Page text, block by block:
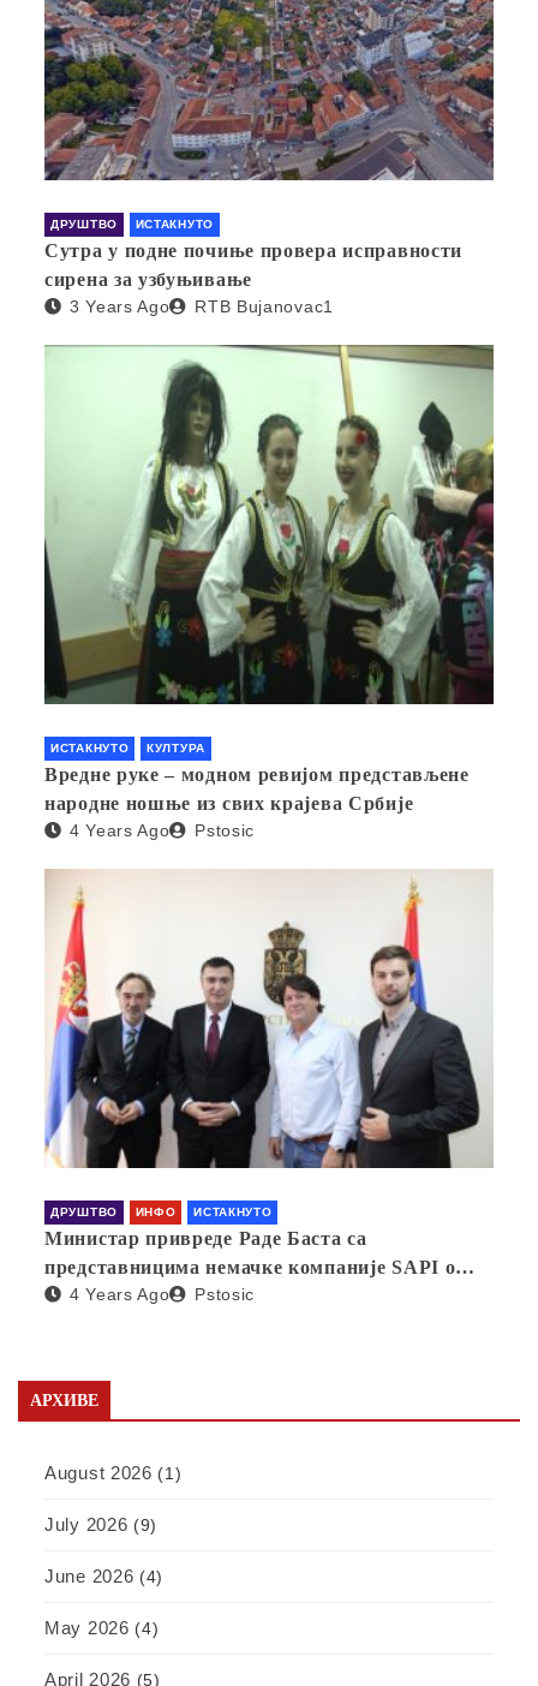
ДРУШТВО ИСТАКНУТО
Сутра у подне почиње провера исправности
сирена за узбуњивање
3 Years Ago RTB Bujanovac1
ИСТАКНУТО КУЛТУРА
Вредне руке – модном ревијом представљене
народне ношње из свих крајева Србије
4 Years Ago Pstosic
ДРУШТВО ИНФО ИСТАКНУТО
Министар привреде Раде Баста са
представницима немачке компаније SAPI о
отварању фабрике у Србији
4 Years Ago Pstosic
АРХИВЕ
August 2026 (1)
July 2026 (9)
June 2026 (4)
May 2026 (4)
April 2026 (5)